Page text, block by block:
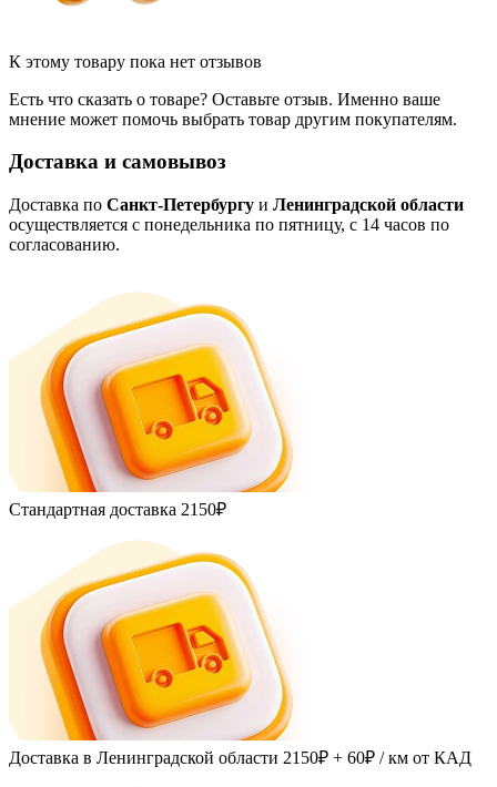
К этому товару пока нет отзывов
Есть что сказать о товаре? Оставьте отзыв. Именно ваше
мнение может помочь выбрать товар другим покупателям.
Доставка и самовывоз
Доставка по Санкт-Петербургу и Ленинградской области
осуществляется с понедельника по пятницу, с 14 часов по
согласованию.
Стандартная доставка 2150₽
Доставка в Ленинградской области 2150₽ + 60₽ / км от КАД